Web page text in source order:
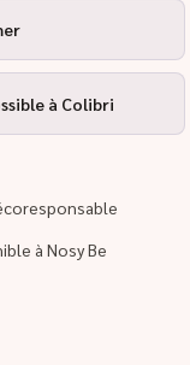
à Colibri
à Nosy Be